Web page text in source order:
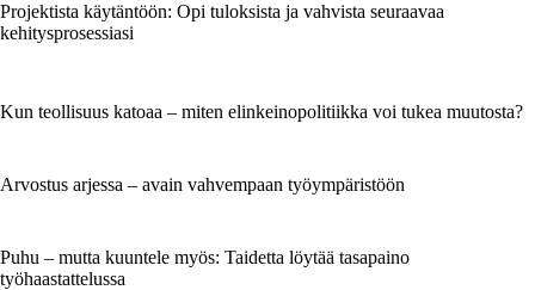
Projektista käytäntöön: Opi tuloksista ja vahvista seuraavaa
kehitysprosessiasi
Kun teollisuus katoaa – miten elinkeinopolitiikka voi tukea muutosta?
Arvostus arjessa – avain vahvempaan työympäristöön
Puhu – mutta kuuntele myös: Taidetta löytää tasapaino
työhaastattelussa